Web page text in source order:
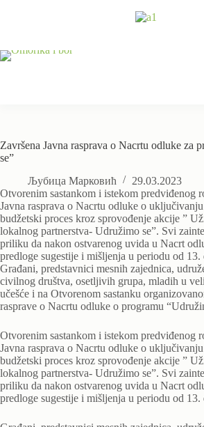
Završena Javna rasprava o Nacrtu odluke za
se”
Љубица Марковић
29.03.2023
Otvorenim sastankom i istekom predviđenog
Javna rasprava o Nacrtu odluke o
budžetski proces kroz sprovođenje akcije ”
lokalnog partnerstva- Udružimo se”. Svi
priliku da nakon ostvarenog uvida u Nacrt
predloge sugestije i mišljenja u periodu od 13.
Građani, predstavnici mesnih zajednica,
civilnog društva, osetljivih grupa, mladih u
učešće i na Otvorenom sastanku
rasprave o Nacrtu odluke o programu
Otvorenim sastankom i istekom predviđenog
Javna rasprava o Nacrtu odluke o
budžetski proces kroz sprovođenje akcije ”
lokalnog partnerstva- Udružimo se”. Svi
priliku da nakon ostvarenog uvida u Nacrt
predloge sugestije i mišljenja u periodu od 13.